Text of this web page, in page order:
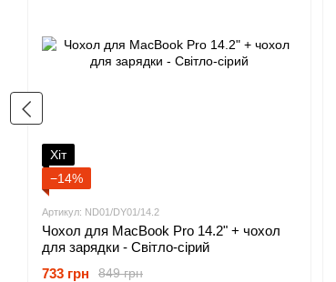
Хіт
−14%
Артикул: ND01/DY01/14.2
Чохол для MacBook Pro 14.2" + чохол
для зарядки - Світло-сірий
849 грн
733 грн